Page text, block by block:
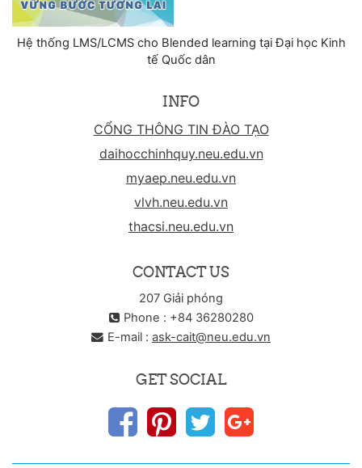
Hệ thống LMS/LCMS cho Blended learning tại Đại học Kinh
tế Quốc dân
INFO
CỔNG THÔNG TIN ĐÀO TẠO
daihocchinhquy.neu.edu.vn
myaep.neu.edu.vn
vlvh.neu.edu.vn
thacsi.neu.edu.vn
CONTACT US
207 Giải phóng
Phone : +84 36280280
E-mail : ask-cait@neu.edu.vn
GET SOCIAL